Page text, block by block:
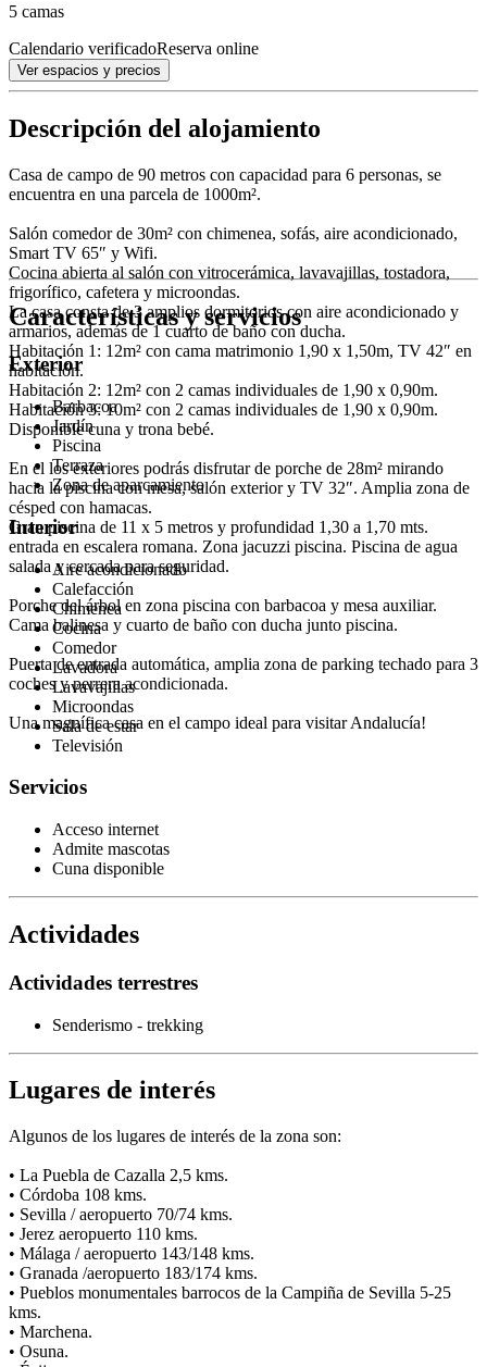
5 camas
Calendario verificadoReserva online
Ver espacios y precios
Descripción del alojamiento
Casa de campo de 90 metros con capacidad para 6 personas, se
encuentra en una parcela de 1000m².
Salón comedor de 30m² con chimenea, sofás, aire acondicionado,
Smart TV 65″ y Wifi.
Cocina abierta al salón con vitrocerámica, lavavajillas, tostadora,
frigorífico, cafetera y microondas.
La casa consta de 3 amplios dormitorios con aire acondicionado y
armarios, además de 1 cuarto de baño con ducha.
Habitación 1: 12m² con cama matrimonio 1,90 x 1,50m, TV 42″ en
habitación.
Habitación 2: 12m² con 2 camas individuales de 1,90 x 0,90m.
Habitación 3: 10m² con 2 camas individuales de 1,90 x 0,90m.
Disponible cuna y trona bebé.
En el los exteriores podrás disfrutar de porche de 28m² mirando
hacia la piscina con mesa, salón exterior y TV 32″. Amplia zona de
césped con hamacas.
Gran piscina de 11 x 5 metros y profundidad 1,30 a 1,70 mts.
entrada en escalera romana. Zona jacuzzi piscina. Piscina de agua
salada y cercada para seguridad.
Porche del árbol en zona piscina con barbacoa y mesa auxiliar.
Cama balinesa y cuarto de baño con ducha junto piscina.
Puerta de entrada automática, amplia zona de parking techado para 3
coches y perrera acondicionada.
Una magnífica casa en el campo ideal para visitar Andalucía!
Características y servicios
Exterior
Barbacoa
Jardín
Piscina
Terraza
Zona de aparcamiento
Interior
Aire acondicionado
Calefacción
Chimenea
Cocina
Comedor
Lavadora
Lavavajillas
Microondas
Sala de estar
Televisión
Servicios
Acceso internet
Admite mascotas
Cuna disponible
Actividades
Actividades terrestres
Senderismo - trekking
Lugares de interés
Algunos de los lugares de interés de la zona son:
• La Puebla de Cazalla 2,5 kms.
• Córdoba 108 kms.
• Sevilla / aeropuerto 70/74 kms.
• Jerez aeropuerto 110 kms.
• Málaga / aeropuerto 143/148 kms.
• Granada /aeropuerto 183/174 kms.
• Pueblos monumentales barrocos de la Campiña de Sevilla 5-25
kms.
• Marchena.
• Osuna.